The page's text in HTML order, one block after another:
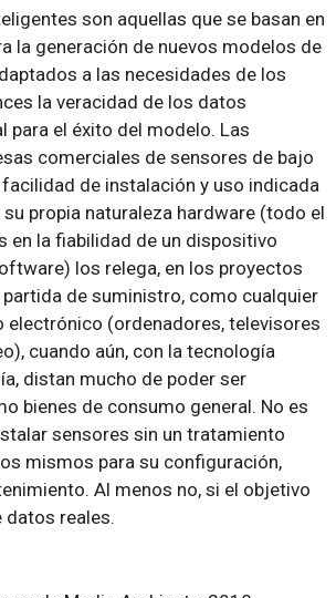
son aquellas que se basan en
la generación de nuevos modelos de
a las necesidades de los
la veracidad de los datos
para el éxito del modelo. Las
comerciales de sensores de bajo
de instalación y uso indicada
propia naturaleza hardware (todo el
en la fiabilidad de un dispositivo
los relega, en los proyectos
partida de suministro, como cualquier
electrónico (ordenadores, televisores
cuando aún, con la tecnología
distan mucho de poder ser
bienes de consumo general. No es
sensores sin un tratamiento
mismos para su configuración,
Al menos no, si el objetivo
datos reales.